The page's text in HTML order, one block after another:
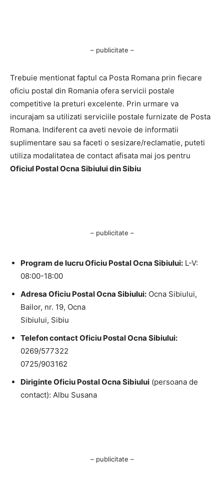
– publicitate –
Trebuie mentionat faptul ca Posta Romana prin fiecare
oficiu postal din Romania ofera servicii postale
competitive la preturi excelente. Prin urmare va
incurajam sa utilizati serviciile postale furnizate de Posta
Romana. Indiferent ca aveti nevoie de informatii
suplimentare sau sa faceti o sesizare/reclamatie, puteti
utiliza modalitatea de contact afisata mai jos pentru
Oficiul Postal Ocna Sibiului din Sibiu
– publicitate –
Program de lucru Oficiu Postal Ocna Sibiului: L-V:
08:00-18:00
Adresa Oficiu Postal Ocna Sibiului: Ocna Sibiului,
Bailor, nr. 19, Ocna
Sibiului, Sibiu
Telefon contact Oficiu Postal Ocna Sibiului:
0269/577322
0725/903162
Diriginte Oficiu Postal Ocna Sibiului (persoana de
contact): Albu Susana
– publicitate –